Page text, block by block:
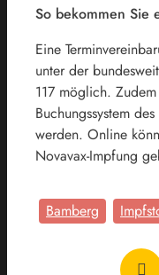
So bekommen Sie
Eine
unter der
117 möglich.
Buchungssystem
werden. Online
Novavax-Impfung
Bamberg